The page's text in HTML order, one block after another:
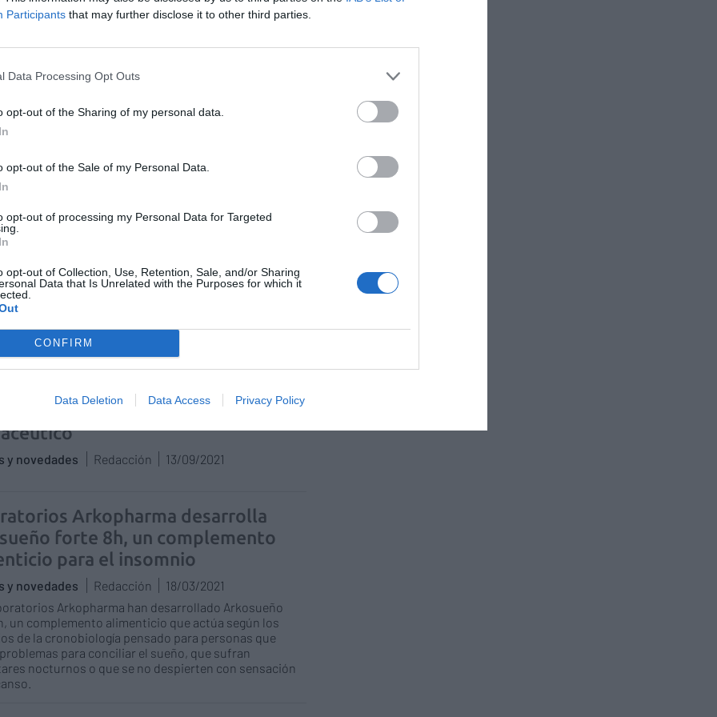
Participants that may further disclose it to other third parties.
Data Processing Opt Outs
opt-out of the Sharing of my personal data.
opt-out of the Sale of my Personal Data.
opt-out of processing my Personal Data for Targeted
opt-out of Collection, Use, Retention, Sale, and/or Sharing
Data that Is Unrelated with the Purposes for which it
CONFIRM
Data Deletion Data Access Privacy Policy
para reconocer el papel de la
farmacéutica en la pandemia
y novedades Redacción
Batet: «Debemos aprovechar
para reforzar su capacidad
y novedades Redacción 23/09/2021
Glòries de Barcelona se ilumina
con motivo del Día Mundial del
y novedades Redacción 22/09/2021
cercanía y labor asistencial»,
destacados en el Día Mundial del
y novedades Redacción 13/09/2021
Arkopharma desarrolla
forte 8h, un complemento
para el insomnio
y novedades Redacción
18/03/2021
Arkopharma han desarrollado Arkosueño
un complemento alimenticio que actúa según los
de la cronobiología pensado para personas que
para conciliar el sueño, que sufran
nocturnos o que se no despierten con sensación